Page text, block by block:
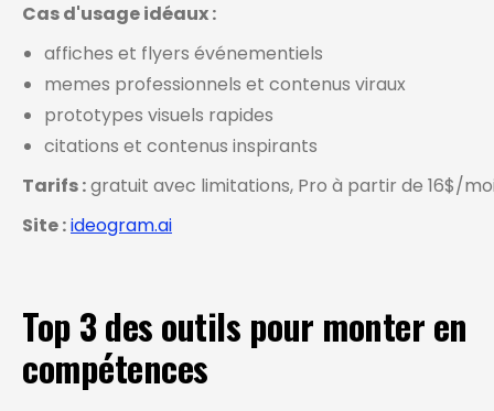
Cas d'usage idéaux :
affiches et flyers événementiels
memes professionnels et contenus viraux
prototypes visuels rapides
citations et contenus inspirants
Tarifs :gratuit avec limitations, Pro à partir de 16$/
Site :ideogram.ai
Top 3 des outils pour monter en
compétences